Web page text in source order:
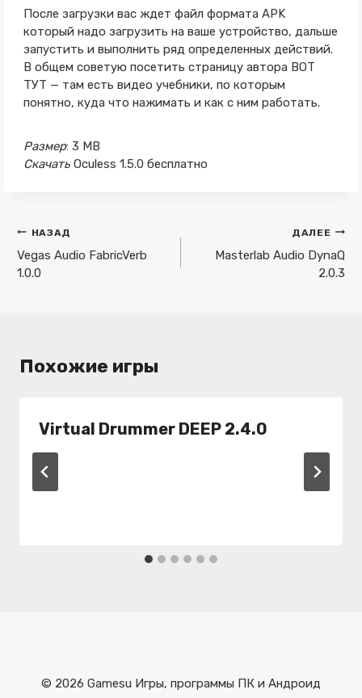
После загрузки вас ждет файл формата APK
который надо загрузить на ваше устройство, дальше
запустить и выполнить ряд определенных действий.
В общем советую посетить страницу автора ВОТ
ТУТ — там есть видео учебники, по которым
понятно, куда что нажимать и как с ним работать.
Размер: 3 MB
Скачать Oculess 1.5.0 бесплатно
Навигация
по
записям
НАЗАД
Vegas Audio FabricVerb
1.0.0
ДАЛЕЕ
Masterlab Audio DynaQ
2.0.3
Похожие игры
Virtual Drummer DEEP 2.4.0
© 2026 Gamesu Игры, программы ПК и Андроид